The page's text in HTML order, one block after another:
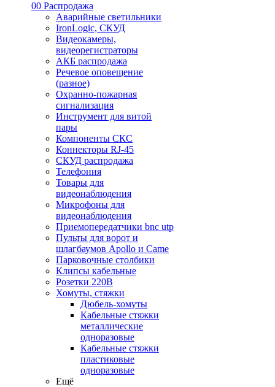
00 Распродажа
Аварийные светильники
IronLogic, СКУД
Видеокамеры,
видеорегистраторы
АКБ распродажа
Речевое оповещение
(разное)
Охранно-пожарная
сигнализация
Инструмент для витой
пары
Компоненты СКС
Коннекторы RJ-45
СКУД распродажа
Телефония
Товары для
видеонаблюдения
Микрофоны для
видеонаблюдения
Приемопередатчики bnc utp
Пульты для ворот и
шлагбаумов Apollo и Came
Парковочные столбики
Клипсы кабельные
Розетки 220В
Хомуты, стяжки
Дюбель-хомуты
Кабельные стяжки
металлические
одноразовые
Кабельные стяжки
пластиковые
одноразовые
Ещё